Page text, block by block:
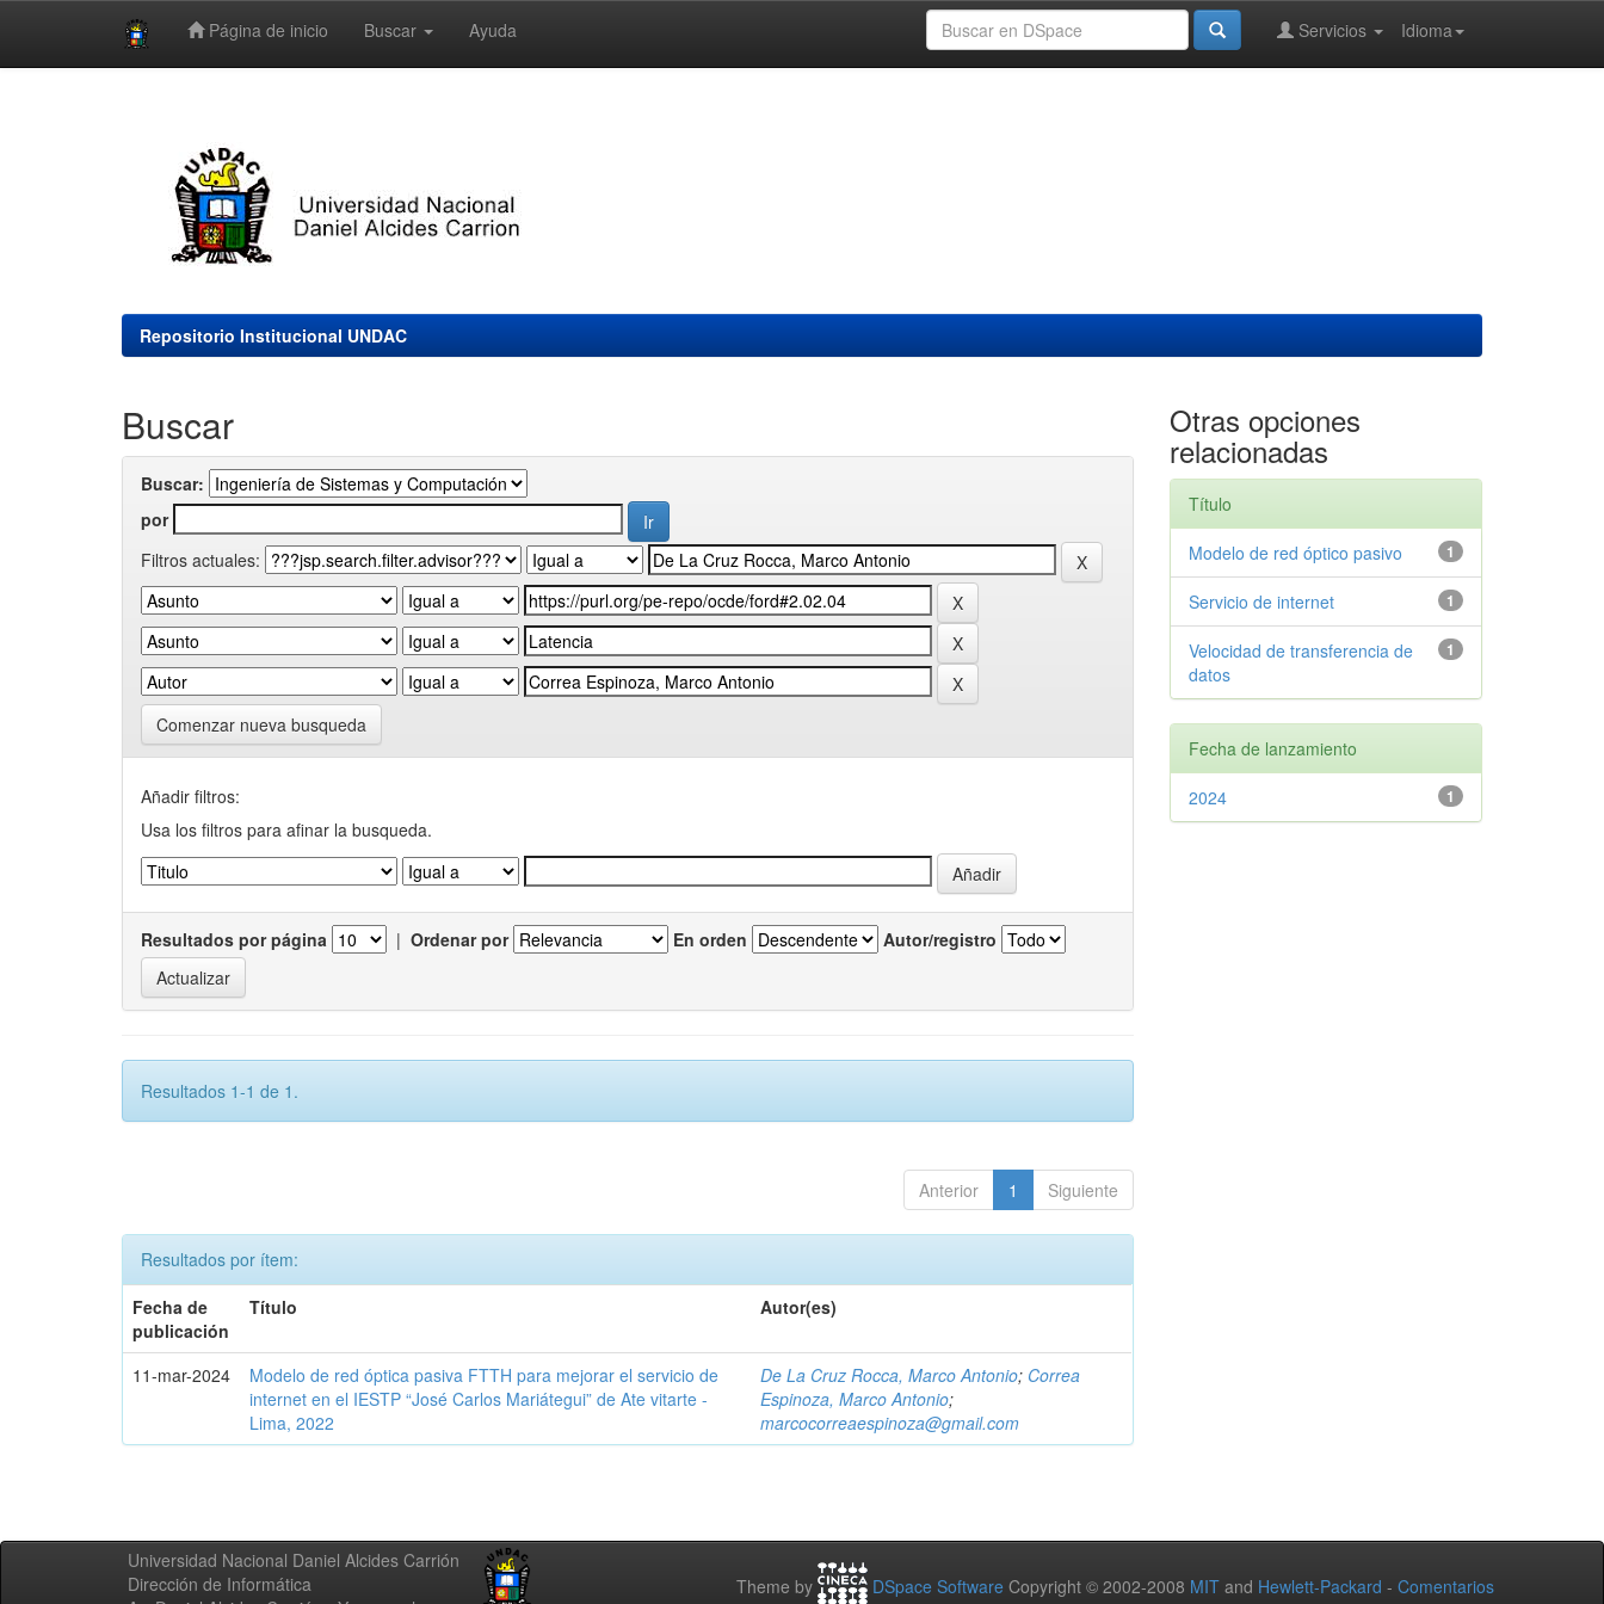
Página de inicio Buscar Ayuda Idioma
Servicios
Repositorio Institucional UNDAC
Buscar
Buscar:
por
Filtros actuales:
Comenzar nueva busqueda
Añadir filtros:
Usa los filtros para afinar la busqueda.
Resultados por página | Ordenar por En orden Autor/registro
Resultados 1-1 de 1.
Anterior 1 Siguiente
Resultados por ítem:
Fecha de
publicación
Título Autor(es)
11-mar-2024
Modelo de red óptica pasiva FTTH para mejorar el servicio de
internet en el IESTP “José Carlos Mariátegui” de Ate vitarte -
Lima, 2022
De La Cruz Rocca, Marco Antonio; Correa
Espinoza, Marco Antonio;
marcocorreaespinoza@gmail.com
Otras opciones
relacionadas
Título
1
Modelo de red óptico pasivo
1
Servicio de internet
1
Velocidad de transferencia de
datos
Fecha de lanzamiento
1
2024
Universidad Nacional Daniel Alcides Carrión
Dirección de Informática
Theme by DSpace Software Copyright © 2002-2008 MIT and Hewlett-Packard - Comentarios